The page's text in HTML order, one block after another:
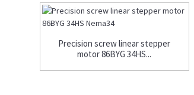
Precision screw linear stepper
motor 86BYG 34HS...